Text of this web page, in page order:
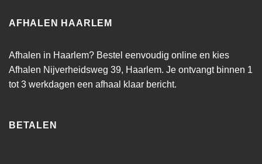
AFHALEN HAARLEM
Afhalen in Haarlem? Bestel eenvoudig online en kies
Afhalen Nijverheidsweg 39, Haarlem. Je ontvangt binnen 1
tot 3 werkdagen een afhaal klaar bericht.
BETALEN